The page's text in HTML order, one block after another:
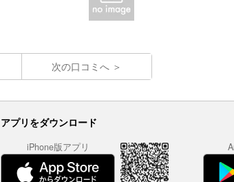
次の口コミへ
アプリをダウンロード
iPhone版アプリ